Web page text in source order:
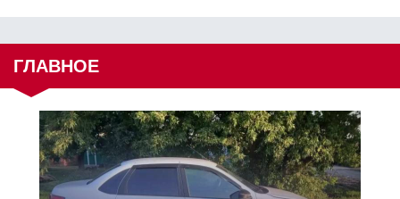
ГЛАВНОЕ